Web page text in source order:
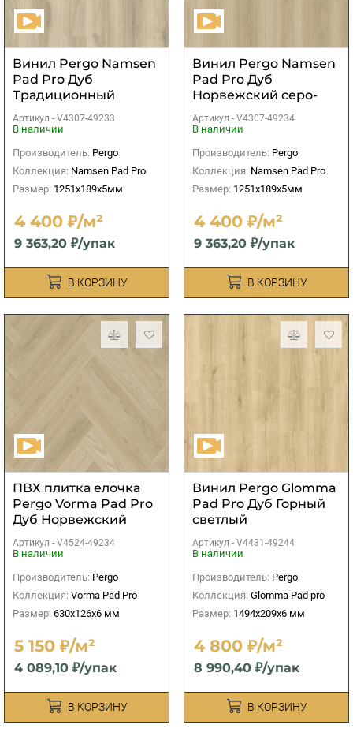
Винил Pergo Namsen
Pad Pro Дуб
Традиционный
Артикул - V4307-49233
В наличии
Производитель: Pergo
Коллекция: Namsen Pad Pro
Размер: 1251x189x5мм
4 400 ₽/м²
9 363,20 ₽/упак
В КОРЗИНУ
Винил Pergo Namsen
Pad Pro Дуб
Норвежский серо-
Артикул - V4307-49234
В наличии
Производитель: Pergo
Коллекция: Namsen Pad Pro
Размер: 1251x189x5мм
4 400 ₽/м²
9 363,20 ₽/упак
В КОРЗИНУ
ПВХ плитка елочка
Pergo Vorma Pad Pro
Дуб Норвежский
Артикул - V4524-49234
В наличии
Производитель: Pergo
Коллекция: Vorma Pad Pro
Размер: 630x126x6 мм
5 150 ₽/м²
4 089,10 ₽/упак
В КОРЗИНУ
Винил Pergo Glomma
Pad Pro Дуб Горный
светлый
Артикул - V4431-49244
В наличии
Производитель: Pergo
Коллекция: Glomma Pad pro
Размер: 1494x209x6 мм
4 800 ₽/м²
8 990,40 ₽/упак
В КОРЗИНУ